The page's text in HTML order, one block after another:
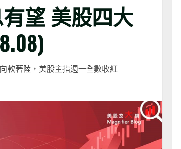
有望 美股四大
軟著陸，美股主指週一全數收紅